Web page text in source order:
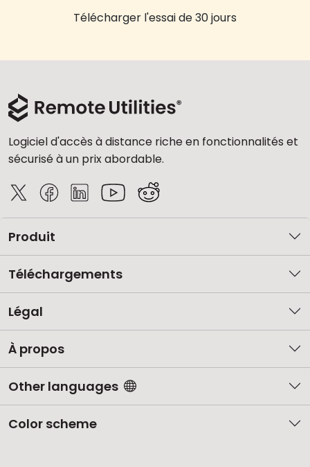
Télécharger l'essai de 30 jours
Logiciel d'accès à distance riche en fonctionnalités et
sécurisé à un prix abordable.
Produit
Téléchargements
Légal
À propos
Other languages
Color scheme